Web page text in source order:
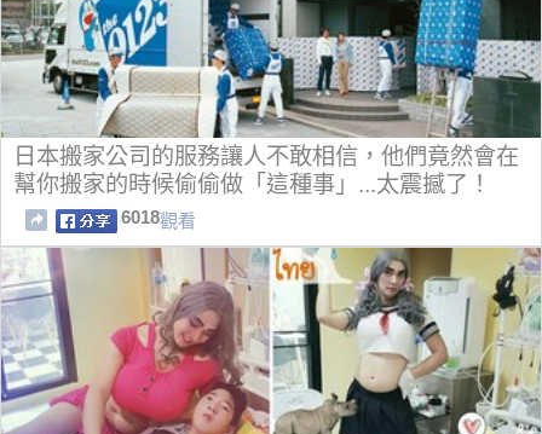
日本搬家公司的服務讓人不敢相信，他們竟然會在
幫你搬家的時候偷偷做「這種事」...太震撼了！
6018觀看